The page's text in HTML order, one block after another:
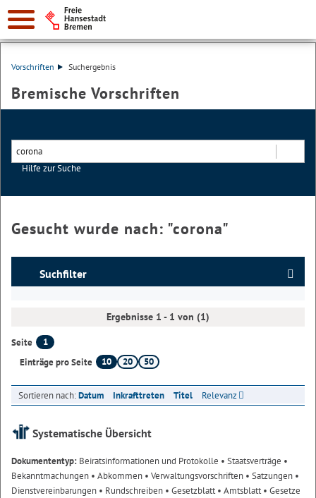
Vorschriften Suchergebnis
Bremische Vorschriften
Hilfe zur Suche
Gesucht wurde nach: "corona"
Suchfilter
Ergebnisse 1 - 1 von (1)
Seite
1
Einträge pro Seite
10 20 50
Sortieren nach:Datum Inkrafttreten Titel Relevanz
Systematische Übersicht
Dokumententyp: Beiratsinformationen und Protokolle • Staatsverträge •
Bekanntmachungen • Abkommen • Verwaltungsvorschriften • Satzungen •
Dienstvereinbarungen • Rundschreiben • Gesetzblatt• Amtsblatt• Gesetze